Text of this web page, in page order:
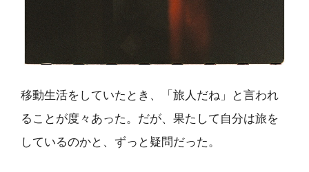
移動生活をしていたとき、「旅人だね」と言われ
ることが度々あった。だが、果たして自分は旅を
しているのかと、ずっと疑問だった。